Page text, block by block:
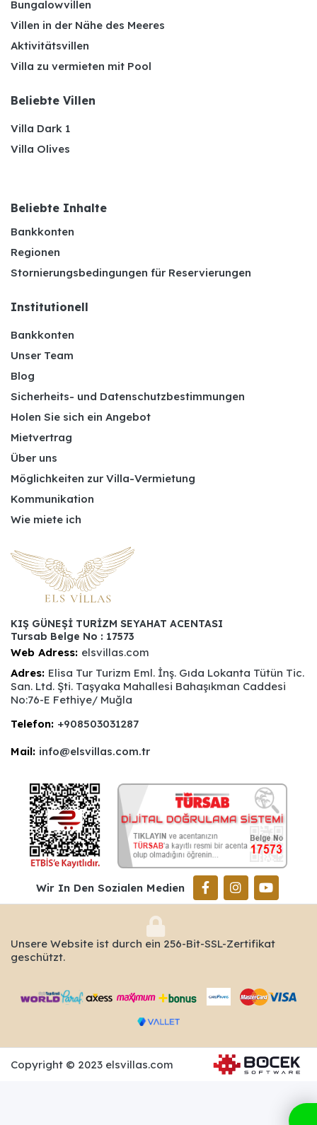
Bungalowvillen
Villen in der Nähe des Meeres
Aktivitätsvillen
Villa zu vermieten mit Pool
Beliebte Villen
Villa Dark 1
Villa Olives
Beliebte Inhalte
Bankkonten
Regionen
Stornierungsbedingungen für Reservierungen
Institutionell
Bankkonten
Unser Team
Blog
Sicherheits- und Datenschutzbestimmungen
Holen Sie sich ein Angebot
Mietvertrag
Über uns
Möglichkeiten zur Villa-Vermietung
Kommunikation
Wie miete ich
KIŞ GÜNEŞİ TURİZM SEYAHAT ACENTASI
Tursab Belge No : 17573
Web Adress: elsvillas.com
Adres: Elisa Tur Turizm Eml. İnş. Gıda Lokanta Tütün Tic.
San. Ltd. Şti. Taşyaka Mahallesi Bahaşıkman Caddesi
No:76-E Fethiye/ Muğla
Telefon: +908503031287
Mail: info@elsvillas.com.tr
Wir In Den Sozialen Medien
Unsere Website ist durch ein 256-Bit-SSL-Zertifikat
geschützt.
Copyright © 2023 elsvillas.com